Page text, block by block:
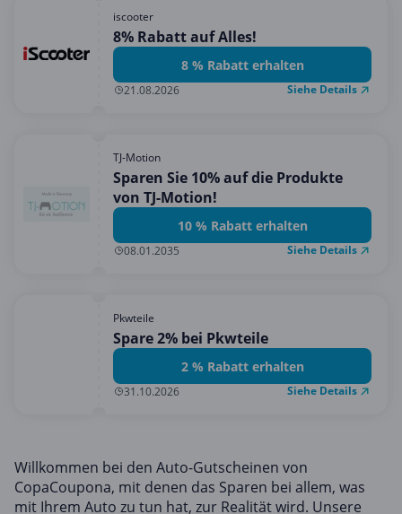
iscooter
8% Rabatt auf Alles!
8 % Rabatt erhalten
21.08.2026 Siehe Details
TJ-Motion
Sparen Sie 10% auf die Produkte
von TJ-Motion!
10 % Rabatt erhalten
08.01.2035 Siehe Details
Pkwteile
Spare 2% bei Pkwteile
2 % Rabatt erhalten
31.10.2026 Siehe Details
Willkommen bei den Auto-Gutscheinen von
CopaCoupona, mit denen das Sparen bei allem, was
mit Ihrem Auto zu tun hat, zur Realität wird. Unsere